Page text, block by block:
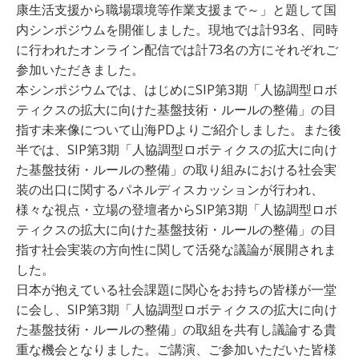
康生活支援から職場環境等作業支援まで～」と題して国
内シンポジウムを開催しました。現地では計93名、同時
に行われたオンライン配信では計73名の方にそれぞれご
参加いただきました。
本シンポジウムでは、はじめにSIP第3期「人協調型ロボ
ティクスの拡大に向けた基盤技術・ルールの整備」の目
指す未来像について山海PDよりご紹介しました。また後
半では、SIP第3期「人協調型ロボティクスの拡大に向け
た基盤技術・ルールの整備」の取り組みにおける社会実
装の出口に関するパネルディスカッションが行われ、
様々な視点・立場の登壇者からSIP第3期「人協調型ロボ
ティクスの拡大に向けた基盤技術・ルールの整備」の目
指す社会実装の方向性に関して活発な議論が展開されま
した。
日本が抱えている社会課題に関心をお持ちの皆様が一堂
に会し、SIP第3期「人協調型ロボティクスの拡大に向け
た基盤技術・ルールの整備」の取組を共有し議論する貴
重な機会となりました。ご講演、ご参加いただいた皆様